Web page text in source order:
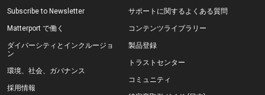
Subscribe to Newsletter
Matterport で働く
ダイバーシティとインクルージョ
ン
環境、社会、ガバナンス
採用情報
サポートに関するよくある質問
コンテンツライブラリー
製品登録
トラストセンター
コミュニティ